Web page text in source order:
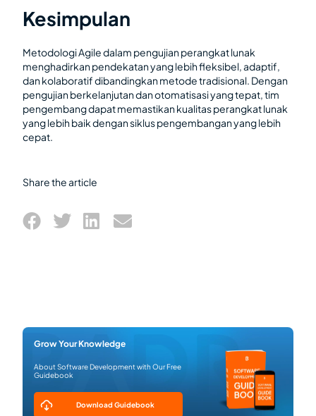
Kesimpulan
Metodologi Agile dalam pengujian perangkat lunak
menghadirkan pendekatan yang lebih fleksibel, adaptif,
dan kolaboratif dibandingkan metode tradisional. Dengan
pengujian berkelanjutan dan otomatisasi yang tepat, tim
pengembang dapat memastikan kualitas perangkat lunak
yang lebih baik dengan siklus pengembangan yang lebih
cepat.
Share the article
Grow Your Knowledge
About Software Development with Our Free
Guidebook
Download Guidebook